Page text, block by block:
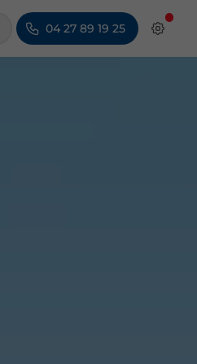
04 27 89 19 25